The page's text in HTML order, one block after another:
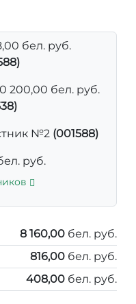
бел. руб.
200,00 бел. руб.
№2 (001588)
руб.
8 160,00 бел. руб.
816,00 бел. руб.
408,00 бел. руб.